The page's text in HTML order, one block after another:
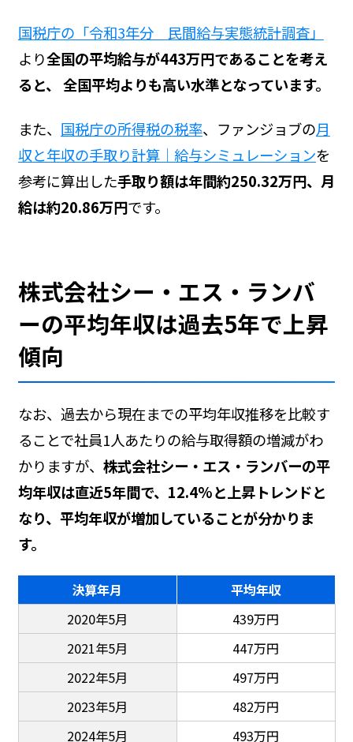
国税庁の「令和3年分 民間給与実態統計調査」
より全国の平均給与が443万円であることを考え
ると、 全国平均よりも高い水準となっています。
また、 国税庁の所得税の税率、ファンジョブの月
収と年収の手取り計算｜給与シミュレーションを
参考に算出した手取り額は年間約250.32万円、月
給は約20.86万円です。
株式会社シー・エス・ランバ
ーの平均年収は過去5年で上昇
傾向
なお、過去から現在までの平均年収推移を比較す
ることで社員1人あたりの給与取得額の増減がわ
かりますが、 株式会社シー・エス・ランバーの平
均年収は直近5年間で、12.4%と上昇トレンドと
なり、平均年収が増加していることが分かりま
す。
決算年月
平均年収
2020年5月
439万円
2021年5月
447万円
2022年5月
497万円
2023年5月
482万円
2024年5月
493万円